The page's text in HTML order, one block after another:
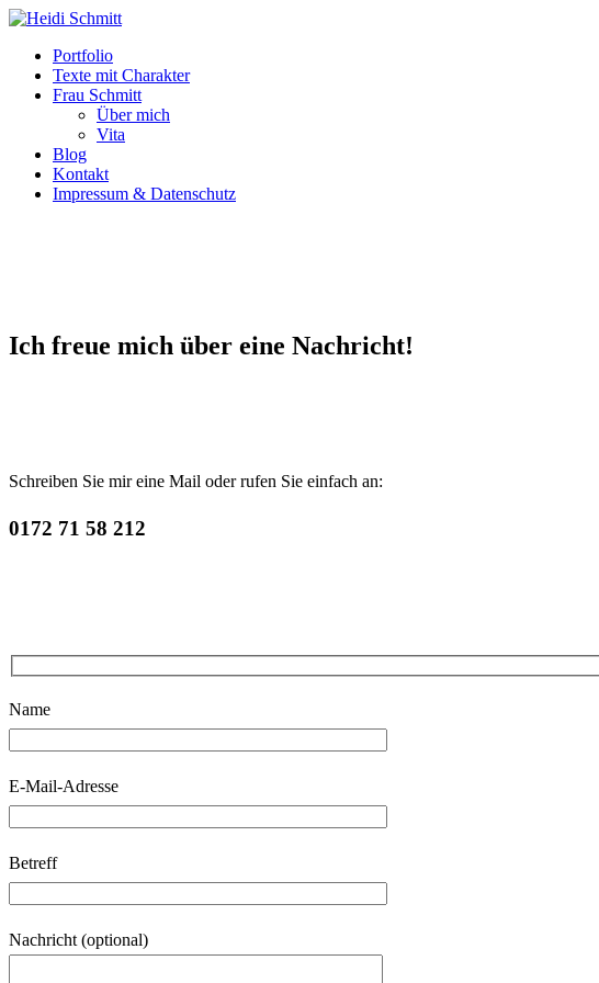
Portfolio
Texte mit Charakter
Frau Schmitt
Über mich
Vita
Blog
Kontakt
Impressum & Datenschutz
Ich freue mich über eine Nachricht!
Schreiben Sie mir eine Mail oder rufen Sie einfach an:
0172 71 58 212
Name
E-Mail-Adresse
Betreff
Nachricht (optional)